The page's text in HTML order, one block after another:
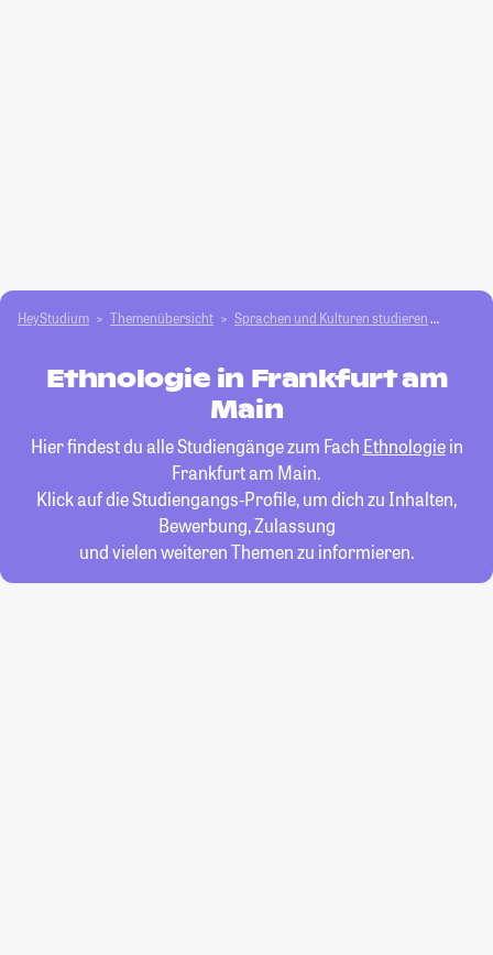
HeyStudium Themenübersicht Sprachen und Kulturen studieren
Ethnologie in Frankfurt am
Main
Hier findest du alle Studiengänge zum Fach Ethnologiein
Frankfurt am Main.
Klick auf die Studiengangs-Profile, um dich zu Inhalten,
Bewerbung, Zulassung
und vielen weiteren Themen zu informieren.